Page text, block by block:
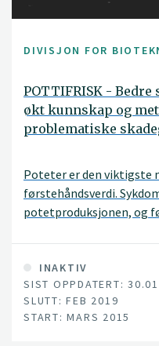
DIVISJON FOR
POTTIFRISK -
økt kunnskap og
problematiske
Poteter er den viktigste
førstehåndsverdi.
potetproduksjonen, og
til smitte for mange
vanskelig er det faktum
sykdomsorganismene
fordi de ligger latent,
settepotetene. Det er et
INAKTIV
SIST OPPDATERT:
SLUTT: FEB 2019
START: MARS 2015